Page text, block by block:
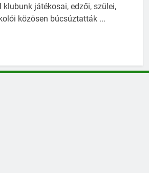
játékosai, edzői, szülei,
közösen búcsúztatták ...